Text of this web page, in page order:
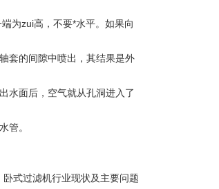
为zui高，不要*水平。如果向
套的间隙中喷出，其结果是外
水面后，空气就从孔洞进入了
管。
卧式过滤机行业现状及主要问题